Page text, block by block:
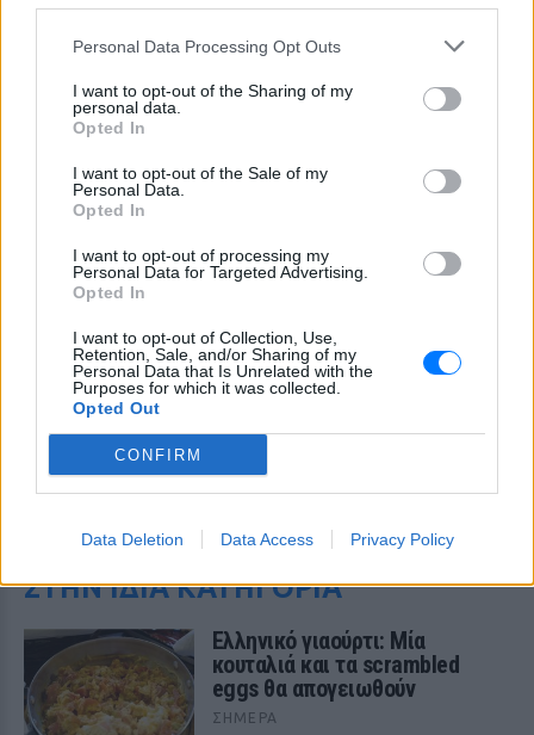
Personal Data Processing Opt Outs
I want to opt-out of the Sharing of my
personal data.
Opted In
I want to opt-out of the Sale of my
Personal Data.
Opted In
I want to opt-out of processing my
Personal Data for Targeted Advertising.
Opted In
I want to opt-out of Collection, Use,
Retention, Sale, and/or Sharing of my
Personal Data that Is Unrelated with the
Purposes for which it was collected.
Opted Out
CONFIRM
Data Deletion Data Access Privacy Policy
ΔΕΙΤΕ ΕΠΙΣΗΣ
ΣΤΗΝ ΙΔΙΑ ΚΑΤΗΓΟΡΙΑ
Ελληνικό γιαούρτι: Μία
κουταλιά και τα scrambled
eggs θα απογειωθούν
ΣΉΜΕΡΑ